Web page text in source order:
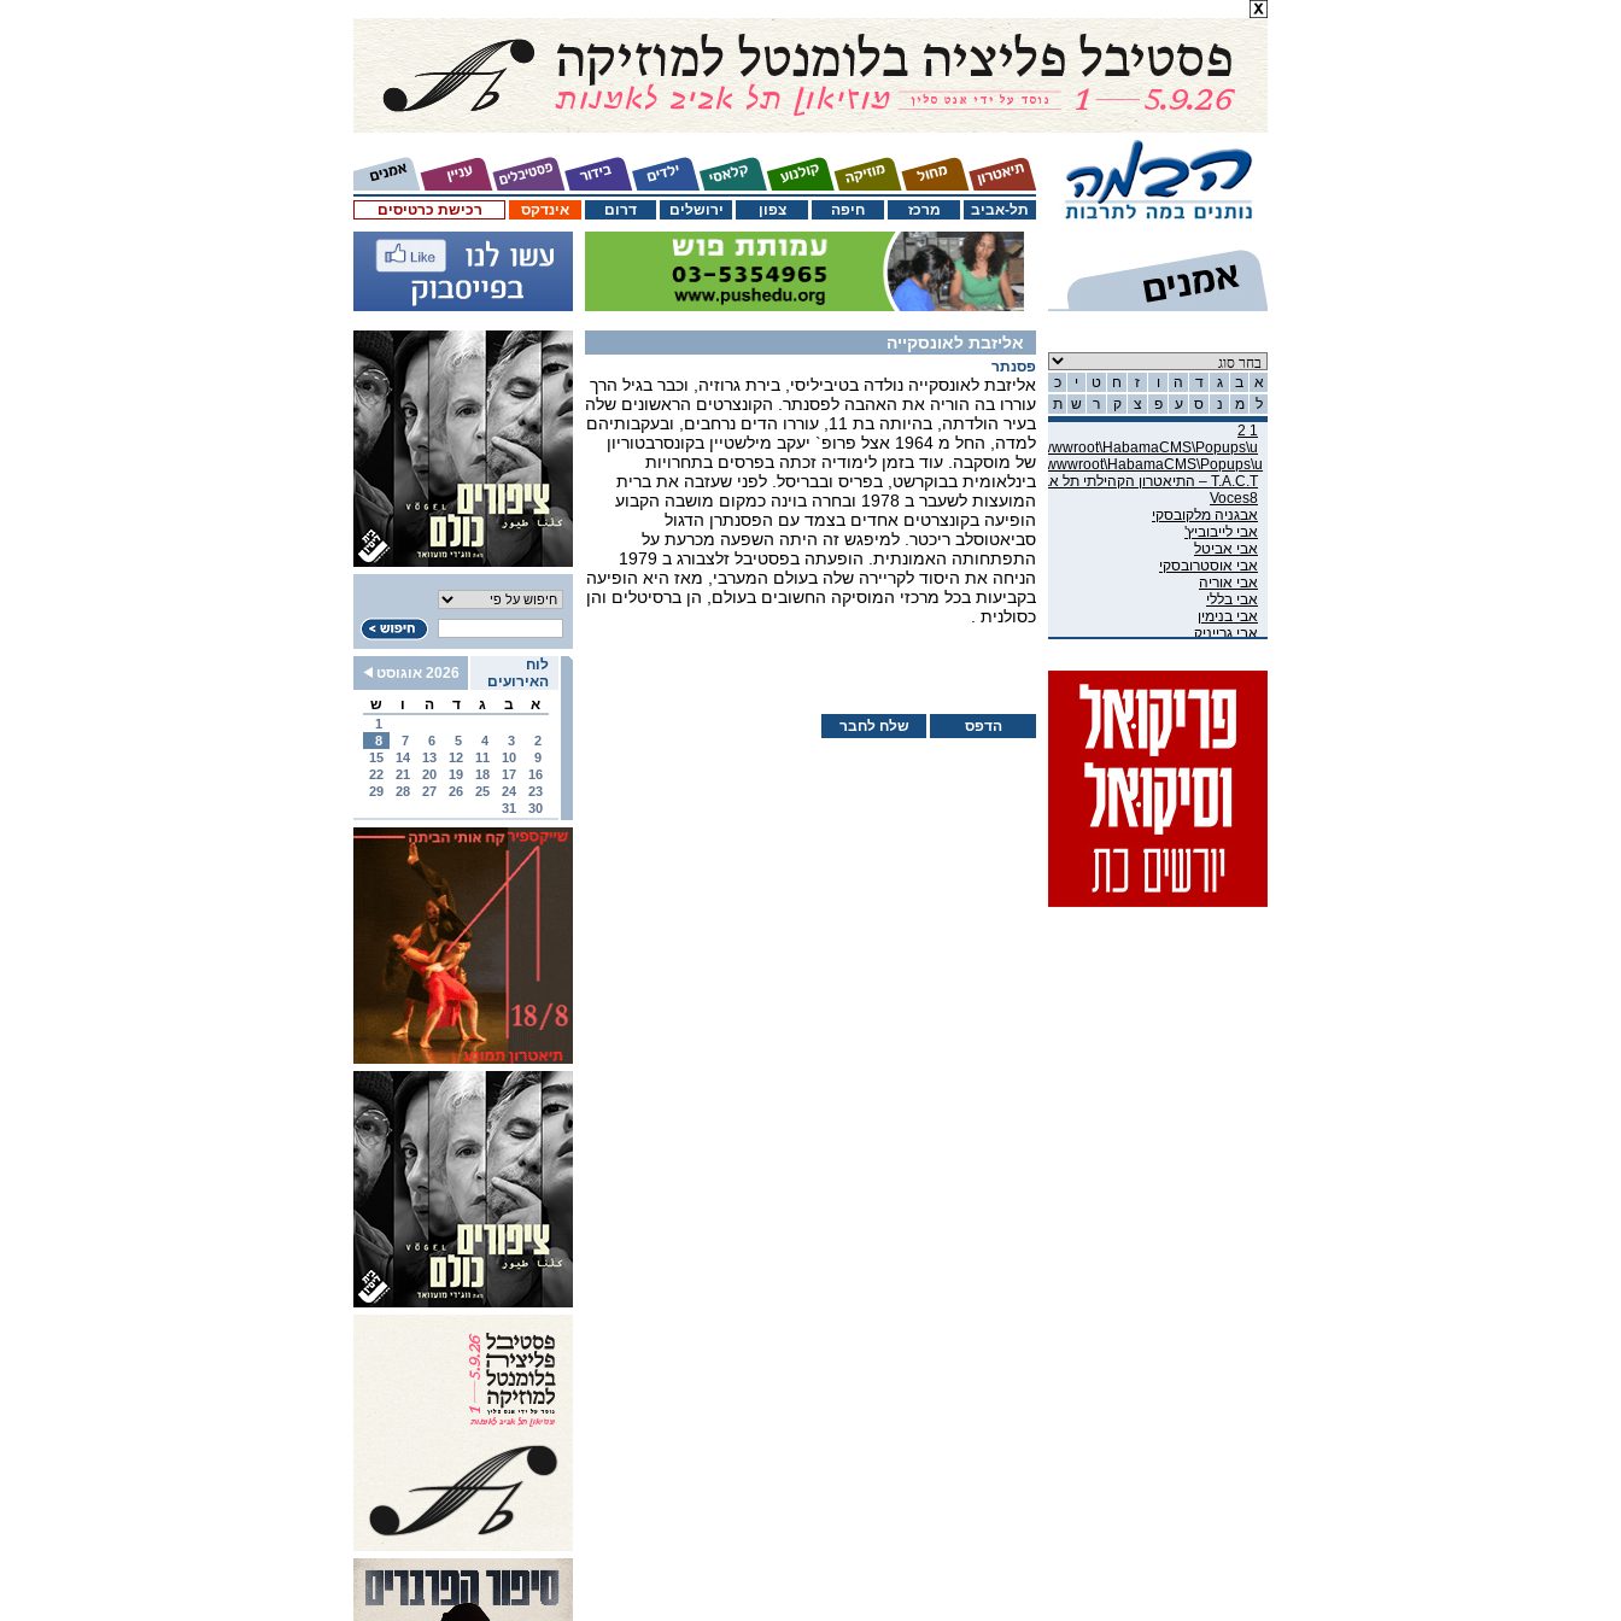
רכישת כרטיסים אינדקס דרום ירושלים צפון חיפה מרכז תל-אביב
לוח
האירועים
2026 אוגוסט
א
ב ג ד ה ו ש
1
2
3
4
5
6
7
8
9
10
11
12
13
14
15
16
17
18
19
20
21
22
23
24
25
26
27
28
29
30
31
אליזבת לאונסקייה
פסנתר
אליזבת לאונסקייה נולדה בטיביליסי, בירת גרוזיה, וכבר בגיל הרך
עוררו בה הוריה את האהבה לפסנתר. הקונצרטים הראשונים שלה
בעיר הולדתה, בהיותה בת 11, עוררו הדים נרחבים, ובעקבותיהם
למדה, החל מ 1964 אצל פרופ` יעקב מילשטיין בקונסרבטוריון
של מוסקבה. עוד בזמן לימודיה זכתה בפרסים בתחרויות
בינלאומית בבוקרשט, בפריס ובבריסל. לפני שעזבה את ברית
המועצות לשעבר ב 1978 ובחרה בוינה כמקום מושבה הקבוע
הופיעה בקונצרטים אחדים בצמד עם הפסנתרן הדגול
סביאטוסלב ריכטר. למיפגש זה היתה השפעה מכרעת על
התפתחותה האמונתית. הופעתה בפסטיבל זלצבורג ב 1979
הניחה את היסוד לקריירה שלה בעולם המערבי, מאז היא הופיעה
בקביעות בכל מרכזי המוסיקה החשובים בעולם, הן ברסיטלים והן
כסולנית .
שלח לחבר הדפס
כ י ט ח ז ו ה ד ג ב
א
ת ש ר ק צ פ ע ס נ מ
ל
1 2
C:\domains\habama.co.il\wwwroot\HabamaCMS\Popups\u
C:\domains\habama.co.il\wwwroot\HabamaCMS\Popups\u
T.A.C.T – התיאטרון הקהילתי תל אביב
Voces8
אבגניה מלקובסקי
אבי לייבוביץ'
אבי אביטל
אבי אוסטרובסקי
אבי אוריה
אבי בללי
אבי בנימין
אבי גרייניק
אבי טרמין
אבי פניני
אבי קושניר
אבי שושני
אבי שכוי
אבי אליאס
אבי גיבסון בר-אל
אביב רון
אביגיל ארד
אביה בן דוד
אביה קופלמן